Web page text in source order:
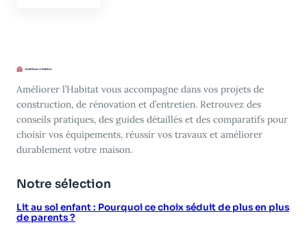
Améliorer l’Habitat vous accompagne dans vos projets de
construction, de rénovation et d’entretien. Retrouvez des
conseils pratiques, des guides détaillés et des comparatifs pour
choisir vos équipements, réussir vos travaux et améliorer
durablement votre maison.
Notre sélection
Lit au sol enfant : Pourquoi ce choix séduit de plus en plus
de parents ?